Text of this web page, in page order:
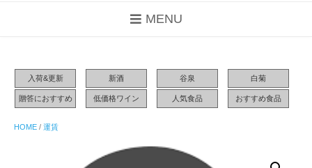
MENU
入荷&更新 新酒 谷泉 白菊
贈答におすすめ 低価格ワイン 人気食品 おすすめ食品
HOME / 運賃